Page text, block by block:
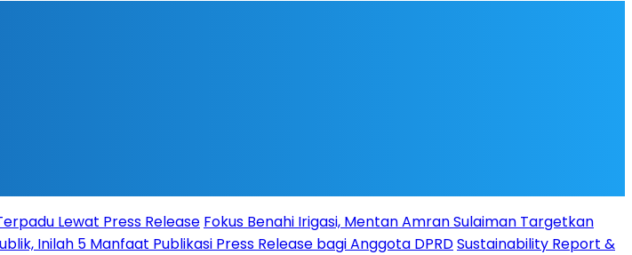
Lewat Press Release Fokus Benahi Irigasi, Mentan Amran Sulaiman Targetkan
Inilah 5 Manfaat Publikasi Press Release bagi Anggota DPRDSustainability Report &